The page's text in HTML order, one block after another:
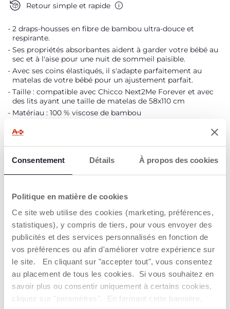
Consentement Détails À propos des cookies
Politique en matière de cookies
Ce site web utilise des cookies (marketing, préférences,
statistiques), y compris de tiers, pour vous envoyer des
publicités et des services personnalisés en fonction de
vos préférences ou afin d'améliorer votre expérience sur
le site. En cliquant sur "accepter tout", vous consentez
au placement de tous les cookies. Si vous souhaitez en
savoir plus ou consentir uniquement à certains cookies,
cliquez sur "paramètres". En fermant cette bannière,
Retour simple et rapide
2 draps-housses en fibre de bambou ultra-douce et
respirante.
Ses propriétés absorbantes aident à garder votre bébé au
sec et à l'aise pour une nuit de sommeil paisible.
Avec ses coins élastiqués, il s'adapte parfaitement au
matelas de votre bébé pour un ajustement parfait.
Taille : compatible avec Chicco Next2Me Forever et avec
des lits ayant une taille de matelas de 58x110 cm
Matériau : 100 % viscose de bambou
AVERTISSEMENTS ET INSTRUCTIONS
NOS RECOMMANDATIONS